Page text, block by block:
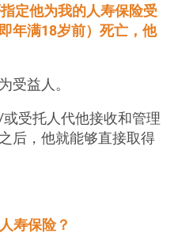
定他为我的人寿保险受
年满18岁前）死亡，他
受益人。
受托人代他接收和管理
后，他就能够直接取得
寿保险？